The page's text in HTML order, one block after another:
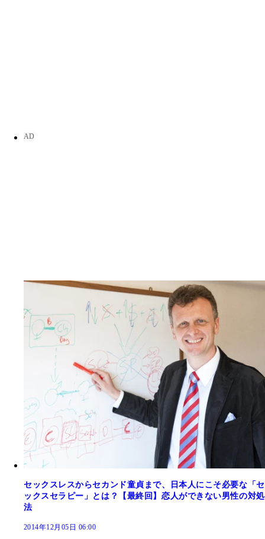
セックスレスからセカンド童貞まで、日本人にこそ必要な「セ
ックスセラピー」とは？【最終回】恋人ができない男性の対処
法
2014年12月05日 06:00